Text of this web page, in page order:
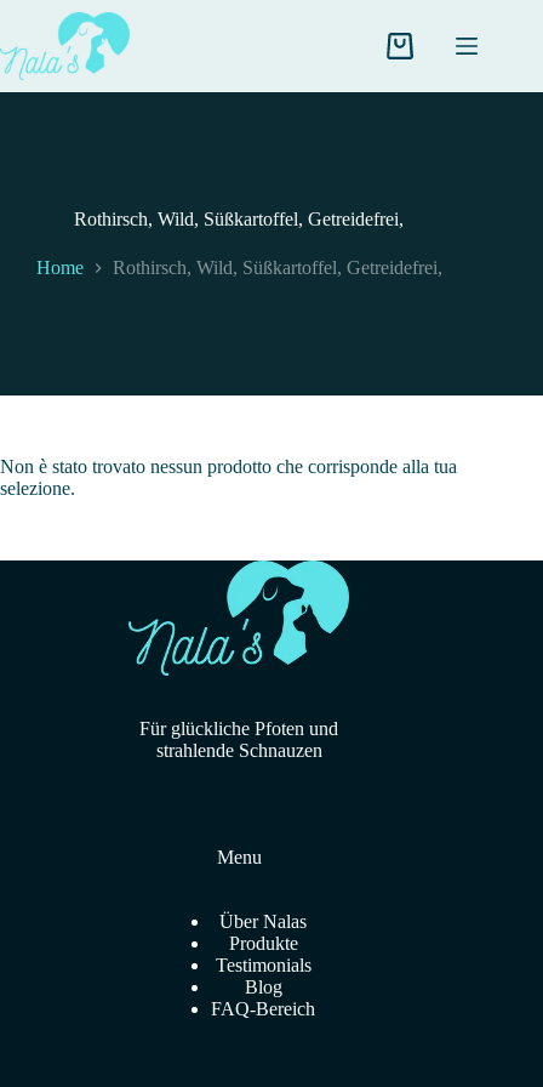
contenuto
Carrello
Rothirsch, Wild, Süßkartoffel, Getreidefrei,
Home Rothirsch, Wild, Süßkartoffel, Getreidefrei,
Non è stato trovato nessun prodotto che corrisponde alla tua
selezione.
Für glückliche Pfoten und
strahlende Schnauzen
Menu
Über Nalas
Produkte
Testimonials
Blog
FAQ-Bereich